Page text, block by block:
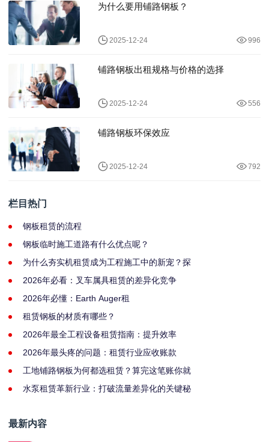
为什么要用铺路钢板？
2025-12-24 996
铺路钢板出租规格与价格的选择
2025-12-24 556
铺路钢板环保效应
2025-12-24 792
栏目热门
钢板租赁的流程
钢板临时施工道路有什么优点呢？
为什么夯实机租赁成为工程施工中的新宠？探
2026年必看：叉车属具租赁的差异化竞争
2026年必懂：Earth Auger租
租赁钢板的材质有哪些？
2026年最全工程设备租赁指南：提升效率
2026年最头疼的问题：租赁行业应收账款
工地铺路钢板为何都选租赁？算完这笔账你就
水泵租赁革新行业：打破流量差异化的关键秘
最新内容